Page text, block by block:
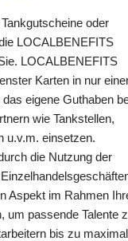
oder
LOCALBENEFITS
LOCALBENEFITS
Karten in nur
eigene Guthaben
wie Tankstellen,
u.v.m. einsetzen.
die Nutzung der
Aspekt im Rahmen
um passende Talente
bis zu maximal